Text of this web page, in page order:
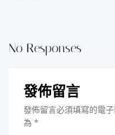
No Responses
發佈留言
發佈留言必須填寫的電
為 *